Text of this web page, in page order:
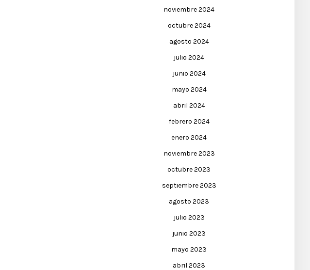
noviembre 2024
octubre 2024
agosto 2024
julio 2024
junio 2024
mayo 2024
abril 2024
febrero 2024
enero 2024
noviembre 2023
octubre 2023
septiembre 2023
agosto 2023
julio 2023
junio 2023
mayo 2023
abril 2023